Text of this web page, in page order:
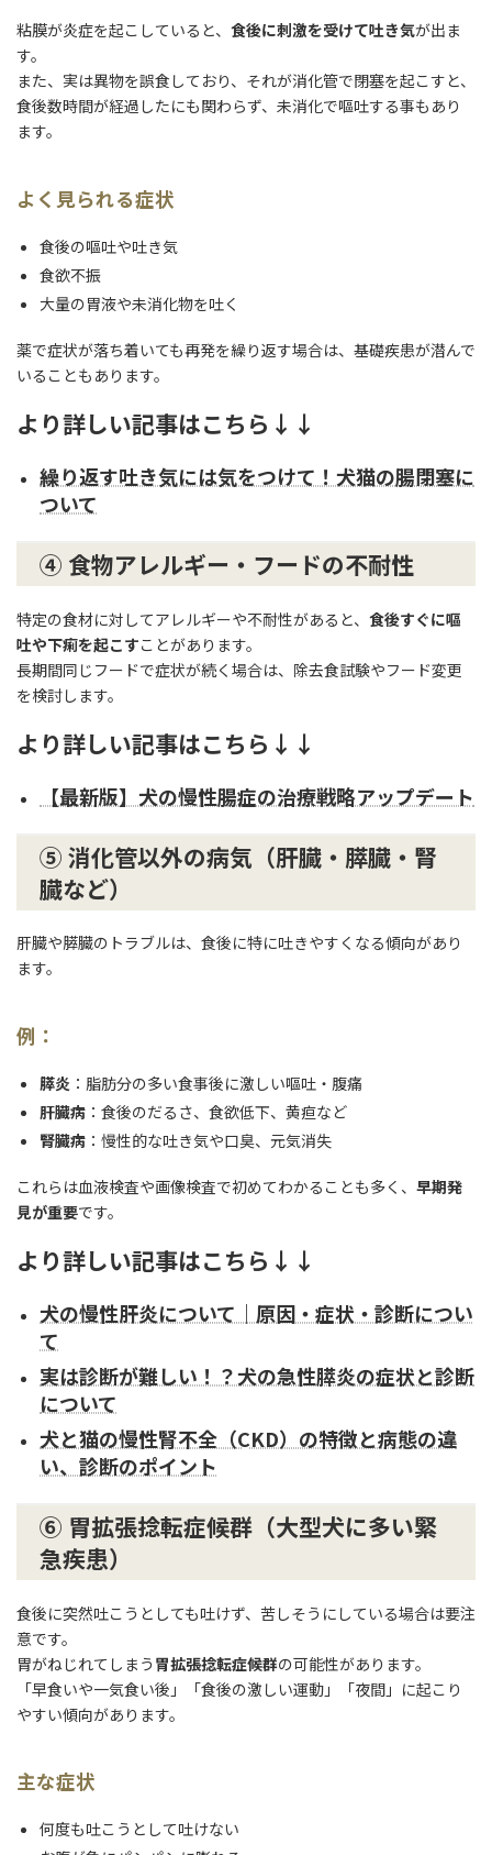
粘膜が炎症を起こしていると、 食後に刺激を受けて吐き気が出ま
す。
また、実は異物を誤食しており、それが消化管で閉塞を起こすと、
食後数時間が経過したにも関わらず、未消化で嘔吐する事もあり
ます。
よく見られる症状
食後の嘔吐や吐き気
食欲不振
大量の胃液や未消化物を吐く
薬で症状が落ち着いても再発を繰り返す場合は、基礎疾患が潜んで
いることもあります。
より詳しい記事はこちら↓↓
繰り返す吐き気には気をつけて！犬猫の腸閉塞に
ついて
④ 食物アレルギー・フードの不耐性
特定の食材に対してアレルギーや不耐性があると、 食後すぐに嘔
吐や下痢を起こすことがあります。
長期間同じフードで症状が続く場合は、除去食試験やフード変更
を検討します。
より詳しい記事はこちら↓↓
【最新版】犬の慢性腸症の治療戦略アップデート
⑤ 消化管以外の病気（肝臓・膵臓・腎
臓など）
肝臓や膵臓のトラブルは、食後に特に吐きやすくなる傾向があり
ます。
例：
膵炎 ：脂肪分の多い食事後に激しい嘔吐・腹痛
肝臓病 ：食後のだるさ、食欲低下、黄疸など
腎臓病 ：慢性的な吐き気や口臭、元気消失
これらは血液検査や画像検査で初めてわかることも多く、 早期発
見が重要です。
より詳しい記事はこちら↓↓
犬の慢性肝炎について｜原因・症状・診断につい
て
実は診断が難しい！？犬の急性膵炎の症状と診断
について
犬と猫の慢性腎不全（CKD）の特徴と病態の違
い、診断のポイント
⑥ 胃拡張捻転症候群（大型犬に多い緊
急疾患）
食後に突然吐こうとしても吐けず、苦しそうにしている場合は要注
意です。
胃がねじれてしまう 胃拡張捻転症候群の可能性があります。
「早食いや一気食い後」「食後の激しい運動」「夜間」に起こり
やすい傾向があります。
主な症状
何度も吐こうとして吐けない